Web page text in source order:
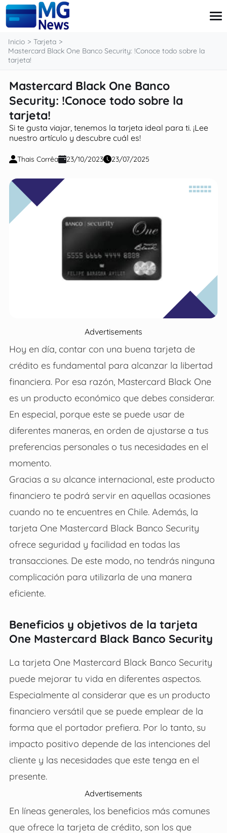
contenido
Finanzas
Pensiones
Préstamo
Ingressos Extra
Inicio
Tarjeta
Mastercard Black One Banco Security: !Conoce todo sobre la
tarjeta!
Mastercard Black One Banco
Security: !Conoce todo sobre la
tarjeta!
Si te gusta viajar, tenemos la tarjeta ideal para ti. ¡Lee
nuestro artículo y descubre cuál es!
Thais Corrêa 23/10/2023 23/07/2025
Advertisements
Hoy en día, contar con una buena tarjeta de
crédito es fundamental para alcanzar la libertad
financiera. Por esa razón, Mastercard Black One
es un producto económico que debes considerar.
En especial, porque este se puede usar de
diferentes maneras, en orden de ajustarse a tus
preferencias personales o tus necesidades en el
momento.
Gracias a su alcance internacional, este producto
financiero te podrá servir en aquellas ocasiones
cuando no te encuentres en Chile. Además, la
tarjeta One Mastercard Black Banco Security
ofrece seguridad y facilidad en todas las
transacciones. De este modo, no tendrás ninguna
complicación para utilizarla de una manera
eficiente.
Beneficios y objetivos de la tarjeta
One Mastercard Black Banco Security
La tarjeta One Mastercard Black Banco Security
puede mejorar tu vida en diferentes aspectos.
Especialmente al considerar que es un producto
financiero versátil que se puede emplear de la
forma que el portador prefiera. Por lo tanto, su
impacto positivo depende de las intenciones del
cliente y las necesidades que este tenga en el
presente.
Advertisements
En líneas generales, los beneficios más comunes
que ofrece la tarjeta de crédito, son los que